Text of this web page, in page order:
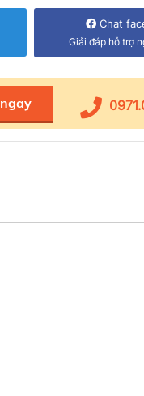
Chat
Giải đáp hỗ trợ
Mua ngay